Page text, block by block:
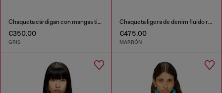
Chaqueta cárdigan con mangas tipo capullo
€350.00
GRIS
Chaqueta ligera de denim fluido recubierto
€475.00
MARRÓN